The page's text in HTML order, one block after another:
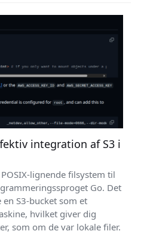
integration af S3 i
lignende filsystem til
Go. Det
S3-bucket som et
hvilket giver dig
som om de var lokale filer.